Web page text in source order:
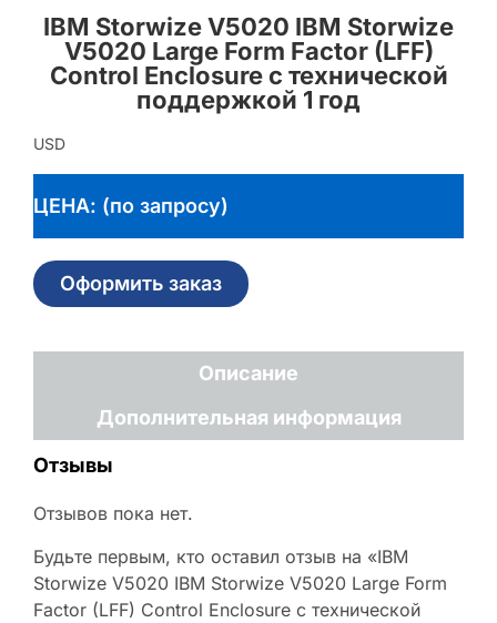
IBM Storwize V5020 IBM Storwize
V5020 Large Form Factor (LFF)
Control Enclosure с технической
поддержкой 1 год
USD
ЦЕНА: (по запросу)
Оформить заказ
Описание
Дополнительная информация
Отзывы
Отзывов пока нет.
Будьте первым, кто оставил отзыв на «IBM
Storwize V5020 IBM Storwize V5020 Large Form
Factor (LFF) Control Enclosure с технической